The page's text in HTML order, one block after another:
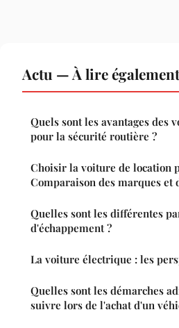
Actu — À lire également
Quels sont les avantages des
pour la sécurité routière ?
Choisir la voiture de location
Comparaison des marques et
Quelles sont les différentes
d'échappement ?
La voiture électrique : les
Quelles sont les démarches
suivre lors de l'achat d'un